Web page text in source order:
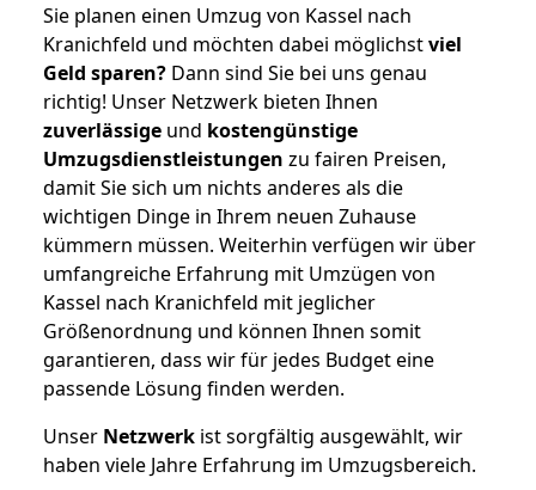
Sie planen einen Umzug von Kassel nach
Kranichfeld und möchten dabei möglichstviel
Geld sparen? Dann sind Sie bei uns genau
richtig! Unser Netzwerk bieten Ihnen
zuverlässige und kostengünstige
Umzugsdienstleistungen zu fairen Preisen,
damit Sie sich um nichts anderes als die
wichtigen Dinge in Ihrem neuen Zuhause
kümmern müssen. Weiterhin verfügen wir über
umfangreiche Erfahrung mit Umzügen von
Kassel nach Kranichfeld mit jeglicher
Größenordnung und können Ihnen somit
garantieren, dass wir für jedes Budget eine
passende Lösung finden werden.
Unser Netzwerk ist sorgfältig ausgewählt, wir
haben viele Jahre Erfahrung im Umzugsbereich.